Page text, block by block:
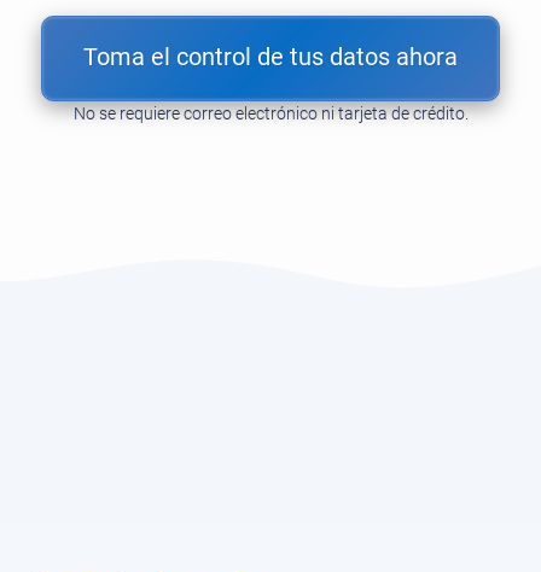
Toma el control de tus datos ahora
No se requiere correo electrónico ni tarjeta de crédito.